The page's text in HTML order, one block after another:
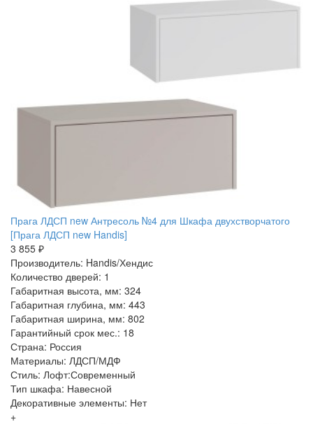
Прага ЛДСП new Антресоль №4 для Шкафа двухстворчатого
[Прага ЛДСП new Handis]
3 855 ₽
Производитель: Handis/Хендис
Количество дверей: 1
Габаритная высота, мм: 324
Габаритная глубина, мм: 443
Габаритная ширина, мм: 802
Гарантийный срок мес.: 18
Страна: Россия
Материалы: ЛДСП/МДФ
Стиль: Лофт:Современный
Тип шкафа: Навесной
Декоративные элементы: Нет
+